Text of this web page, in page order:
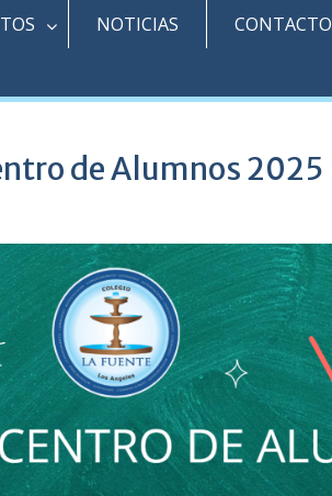
NOTICIAS
CONTACTO
de Alumnos 2025